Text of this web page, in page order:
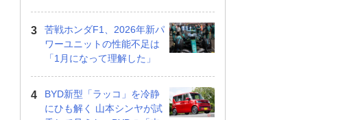
苦戦ホンダF1、2026年新パ
ワーユニットの性能不足は
「1月になって理解した」
BYD新型「ラッコ」を冷静
にひも解く 山本シンヤが試